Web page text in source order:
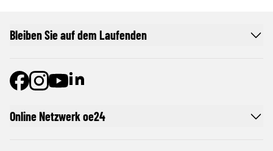
Online Netzwerk oe24
Bleiben Sie auf dem Laufenden